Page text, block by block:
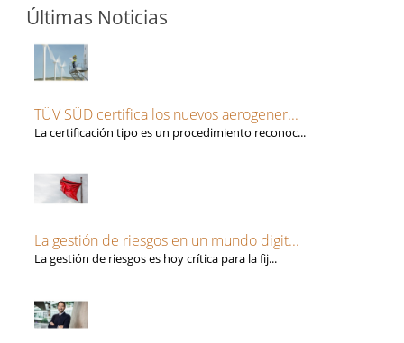
Últimas Noticias
TÜV SÜD certifica los nuevos aerogener...
La certificación tipo es un procedimiento reconoc...
La gestión de riesgos en un mundo digit...
La gestión de riesgos es hoy crítica para la fij...